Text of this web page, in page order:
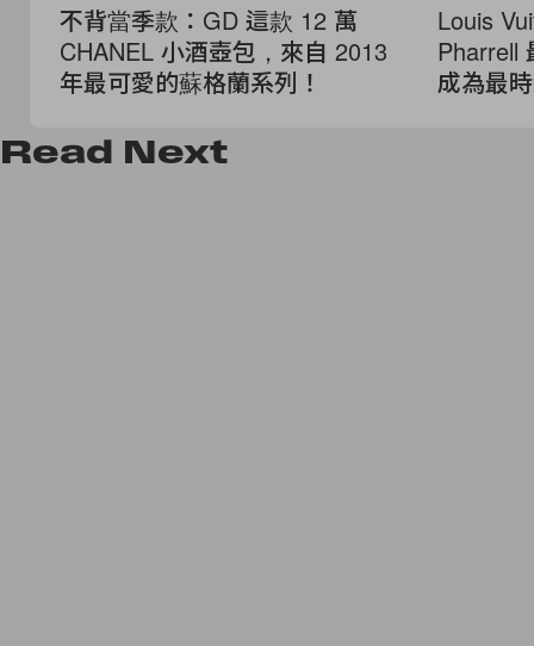
不背當季款：GD 這款 12 萬
CHANEL 小酒壺包，來自 2013
年最可愛的蘇格蘭系列！
Louis
Pharrell
成為最
Read Next